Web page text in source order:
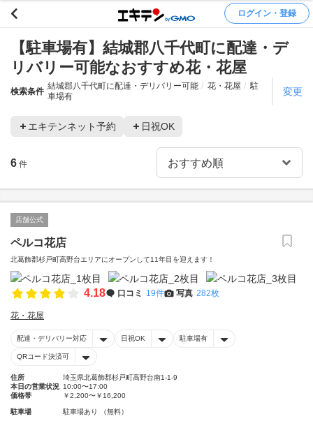
ログイン・登録
【駐車場有】結城郡八千代町に配達・デ
リバリー可能なおすすめ花・花屋
検索条件
結城郡八千代町に配達・デリバリー可能 花・花屋
駐
車場有
変更
エキテンネット予約 日祝OK
6 件
店舗公式
ペルコ花店
北葛飾郡杉戸町高野台エリアにオープンして11年目を迎えます！
4.18 口コミ 19件 写真 282枚
花・花屋
配達・デリバリー対応 日祝OK 駐車場有
QRコード決済可
住所
埼玉県北葛飾郡杉戸町高野台南1-1-9
本日の営業状況 10:00〜17:00
価格帯
￥2,200〜￥16,200
駐車場 駐車場あり （無料）